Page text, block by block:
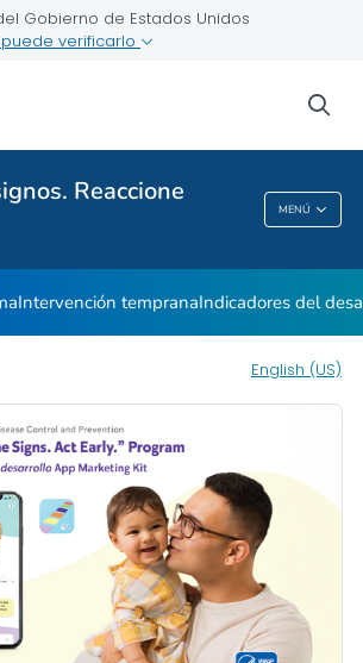
Gobierno de Estados Unidos
verificarlo
Reaccione
MENÚ
Reaccione Pronto.
Intervención tempranaIndicadores del
English (US)